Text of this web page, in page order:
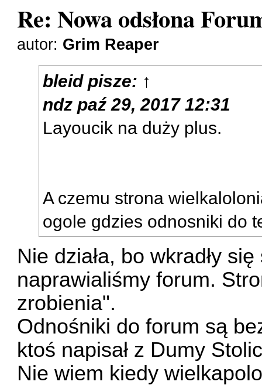
Re: Nowa odsłona
autor: Grim Reaper
bleidpisze: ↑
ndz paź 29, 2017 12:31
Layoucik na duży plus.
A czemu strona
ogole gdzies odnosniki do
Nie działa, bo wkradły
naprawialiśmy forum.
zrobienia".
Odnośniki do forum są
ktoś napisał z Dumy
Nie wiem kiedy